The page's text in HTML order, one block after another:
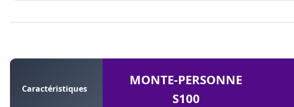
Caractéristiques
MONTE-PERSONNE
S100